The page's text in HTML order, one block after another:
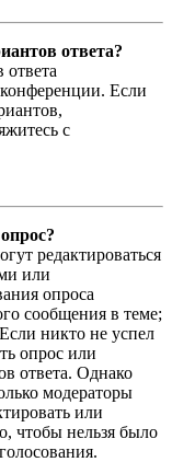
ответа?
ответа
Если
с
редактироваться
или
опроса
сообщения в теме;
никто не успел
опрос или
ответа. Однако
модераторы
или
чтобы нельзя было